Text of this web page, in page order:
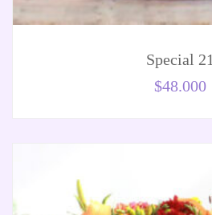
Special 21
$48.000